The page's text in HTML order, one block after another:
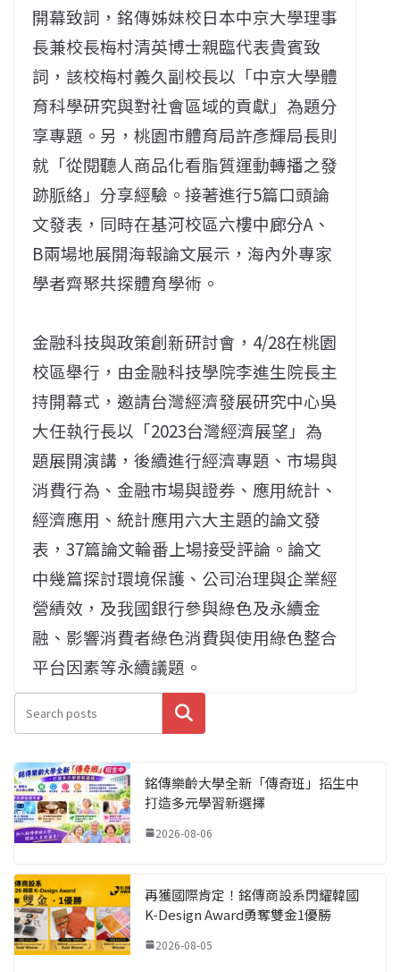
開幕致詞，銘傳姊妹校日本中京大學理事
長兼校長梅村清英博士親臨代表貴賓致
詞，該校梅村義久副校長以「中京大學體
育科學研究與對社會區域的貢獻」為題分
享專題。另，桃園市體育局許彥輝局長則
就「從閱聽人商品化看脂質運動轉播之發
跡脈絡」分享經驗。接著進行5篇口頭論
文發表，同時在基河校區六樓中廊分A、
B兩場地展開海報論文展示，海內外專家
學者齊聚共探體育學術。
金融科技與政策創新研討會，4/28在桃園
校區舉行，由金融科技學院李進生院長主
持開幕式，邀請台灣經濟發展研究中心吳
大任執行長以「2023台灣經濟展望」為
題展開演講，後續進行經濟專題、市場與
消費行為、金融市場與證券、應用統計、
經濟應用、統計應用六大主題的論文發
表，37篇論文輪番上場接受評論。論文
中幾篇探討環境保護、公司治理與企業經
營績效，及我國銀行參與綠色及永續金
融、影響消費者綠色消費與使用綠色整合
平台因素等永續議題。
搜尋
銘傳樂齡大學全新「傳奇班」招生中
打造多元學習新選擇
2026-08-06
再獲國際肯定！銘傳商設系閃耀韓國
K-Design Award勇奪雙金1優勝
2026-08-05